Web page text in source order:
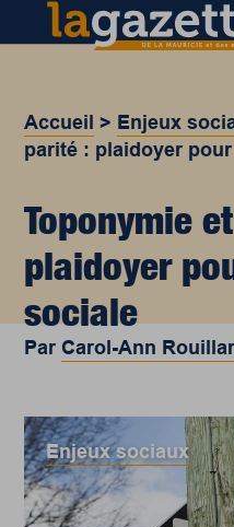
Accueil > Enjeux
parité : plaidoyer
Toponymie
plaidoyer
sociale
Par Carol-Ann
Enjeux sociaux